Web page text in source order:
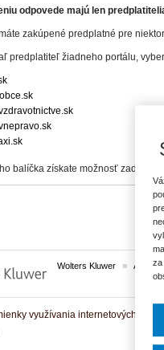
odpovede majú len
zakúpené predplatné pre
predplatiteľ žiadneho portálu,
balíčka získate možnosť zadať
Wolters Kluwer ASPI
využívania internetových
za